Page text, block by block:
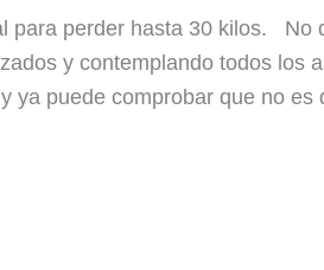
para perder hasta 30 kilos. No
y contemplando todos los
ya puede comprobar que no